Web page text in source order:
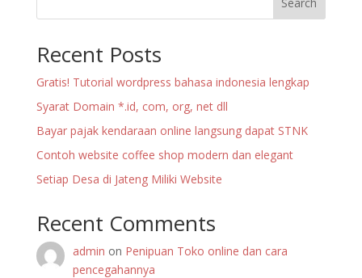
Search
Recent Posts
Gratis! Tutorial wordpress bahasa indonesia lengkap
Syarat Domain *.id, com, org, net dll
Bayar pajak kendaraan online langsung dapat STNK
Contoh website coffee shop modern dan elegant
Setiap Desa di Jateng Miliki Website
Recent Comments
admin on Penipuan Toko online dan cara
pencegahannya